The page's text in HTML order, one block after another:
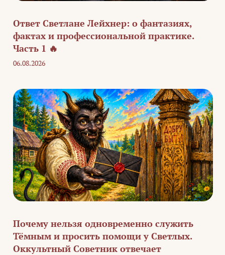
Ответ Светлане Лейхнер: о фантазиях,
фактах и профессиональной практике.
Часть 1 🔥
06.08.2026
Почему нельзя одновременно служить
Тёмным и просить помощи у Светлых.
Оккультный Советник отвечает